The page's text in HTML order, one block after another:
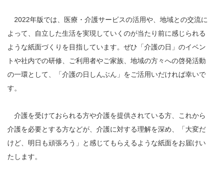
2022年版では、医療・介護サービスの活用や、地域との交流に
よって、自立した生活を実現していくのが当たり前に感じられる
ような紙面づくりを目指しています。ぜひ「介護の日」のイベン
トや社内での研修、ご利用者やご家族、地域の方々への啓発活動
の一環として、「介護の日しんぶん」をご活用いだければ幸いで
す。
介護を受けておられる方や介護を提供されている方、これから
介護を必要とする方などが、介護に対する理解を深め、「大変だ
けど、明日も頑張ろう」と感じてもらえるような紙面をお届けい
たします。